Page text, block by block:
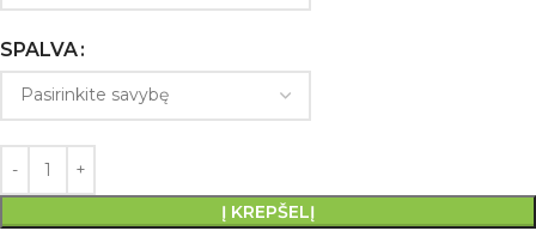
SPALVA
Į KREPŠELĮ